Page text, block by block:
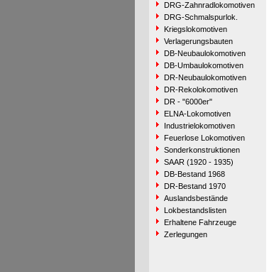
DRG-Zahnradlokomotiven
DRG-Schmalspurlok.
Kriegslokomotiven
Verlagerungsbauten
DB-Neubaulokomotiven
DB-Umbaulokomotiven
DR-Neubaulokomotiven
DR-Rekolokomotiven
DR - "6000er"
ELNA-Lokomotiven
Industrielokomotiven
Feuerlose Lokomotiven
Sonderkonstruktionen
SAAR (1920 - 1935)
DB-Bestand 1968
DR-Bestand 1970
Auslandsbestände
Lokbestandslisten
Erhaltene Fahrzeuge
Zerlegungen